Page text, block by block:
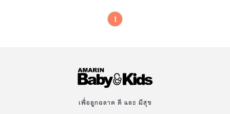
1
เพื่อลูกฉลาด ดี และ มีสุข